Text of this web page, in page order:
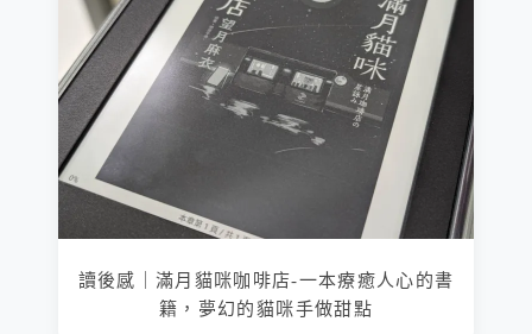
讀後感｜滿月貓咪咖啡店-一本療癒人心的書
籍，夢幻的貓咪手做甜點